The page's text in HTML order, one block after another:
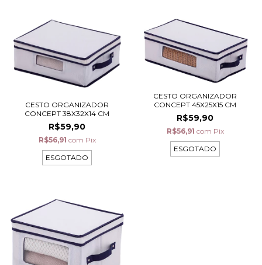
CESTO ORGANIZADOR
CONCEPT 38X32X14 CM
R$59,90
R$56,91 com Pix
ESGOTADO
CESTO ORGANIZADOR
CONCEPT 45X25X15 CM
R$59,90
R$56,91 com Pix
ESGOTADO